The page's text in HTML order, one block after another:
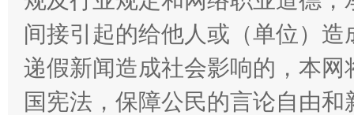
间接引起的给他人或（单位）
递假新闻造成社会影响的，本
国宪法，保障公民的言论自由